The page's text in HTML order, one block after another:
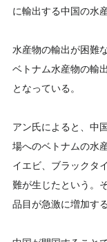
に輸出する中国の水
水産物の輸出が困難
ベトナム水産物の輸
となっている。
アン氏によると、中
場へのベトナムの水
イエビ、ブラックタ
難が生じたという。
品目が急激に増加す